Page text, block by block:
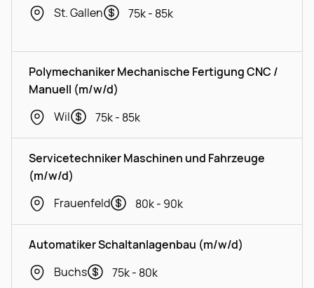
St. Gallen
75k - 85k
Polymechaniker Mechanische Fertigung CNC /
Manuell (m/w/d)
Wil
75k - 85k
Servicetechniker Maschinen und Fahrzeuge
(m/w/d)
Frauenfeld
80k - 90k
Automatiker Schaltanlagenbau (m/w/d)
Buchs
75k - 80k